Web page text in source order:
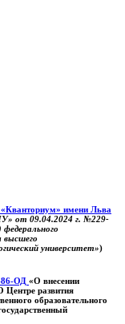
«Кванториум» имени Льва
от 09.04.2024 г. №229-
высшего
университет»)
ОД «О внесении
Центре развития
образовательного